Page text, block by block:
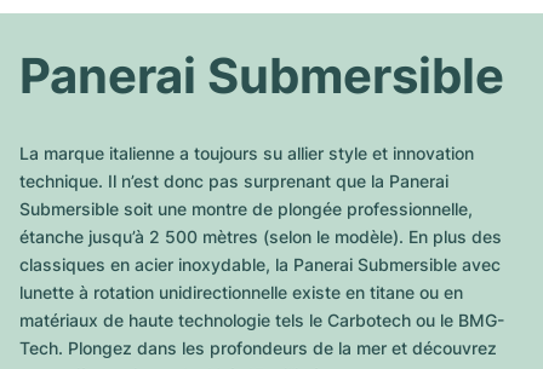
Tous les modèles Rolex
Modèles les plus vendus
Air-King
Omega
Tous les modèles Omega
Modèles les plus vendus
Patek Philippe
Tous les modèles Patek Philippe
Modèles les plus vendus
Audemars Piguet
Tous les modèles Audemars Piguet
Cartier
Breitling
Montres d'occasion
Bijoux
Tiffany
Louis Vuitton
Gebauer & Gebauer
Van Cleef & Arpels
Bvlgari
Nouveautés
Sale
Panerai Submersible
La marque italienne a toujours su allier style et innovation
technique. Il n’est donc pas surprenant que la Panerai
Submersible soit une montre de plongée professionnelle,
étanche jusqu’à 2 500 mètres (selon le modèle). En plus des
classiques en acier inoxydable, la Panerai Submersible avec
lunette à rotation unidirectionnelle existe en titane ou en
matériaux de haute technologie tels le Carbotech ou le BMG-
Tech. Plongez dans les profondeurs de la mer et découvrez